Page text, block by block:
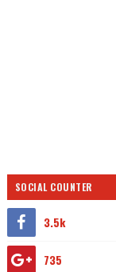
SOCIAL COUNTER
3.5k
735